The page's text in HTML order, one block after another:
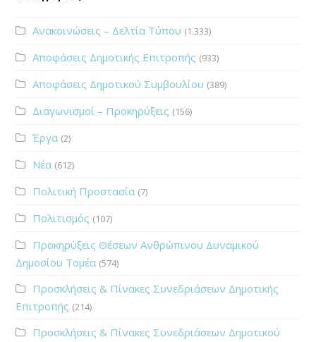
Ανακοινώσεις – Δελτία Τύπου (1.333)
Αποφάσεις Δημοτικής Επιτροπής (933)
Αποφάσεις Δημοτικού Συμβουλίου (389)
Διαγωνισμοί – Προκηρύξεις (156)
Έργα (2)
Νέα (612)
Πολιτική Προστασία (7)
Πολιτισμός (107)
Προκηρύξεις Θέσεων Ανθρώπινου Δυναμικού
Δημοσίου Τομέα (574)
Προσκλήσεις & Πίνακες Συνεδριάσεων Δημοτικής
Επιτροπής (214)
Προσκλήσεις & Πίνακες Συνεδριάσεων Δημοτικού